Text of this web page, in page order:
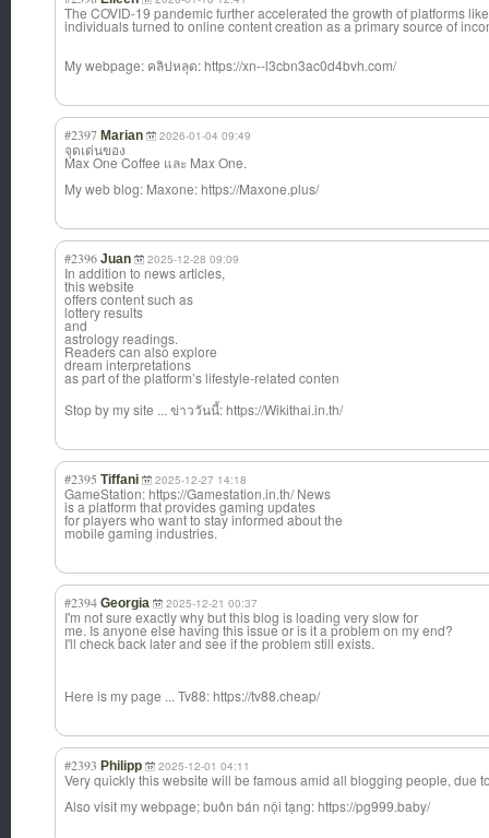
The COVID-19 pandemic further accelerated the growth of platforms
individuals turned to online content creation as a primary source of
My webpage: คลิปหลุด: https://xn--l3cbn3ac0d4bvh.com/
#2397 Marian 2026-01-04 09:49
จุดเด่นของ
Max One Coffee และ Max One.
My web blog: Maxone: https://Maxone.plus/
#2396 Juan 2025-12-28 09:09
In addition to news articles,
this website
offers content such as
lottery results
and
astrology readings.
Readers can also explore
dream interpretations
as part of the platform’s lifestyle-related conten
Stop by my site ... ข่าววันนี้: https://Wikithai.in.th/
#2395 Tiffani 2025-12-27 14:18
GameStation: https://Gamestation.in.th/ News
is a platform that provides gaming updates
for players who want to stay informed about the
mobile gaming industries.
#2394 Georgia 2025-12-21 00:37
I'm not sure exactly why but this blog is loading very slow for
me. Is anyone else having this issue or is it a problem on my end?
I'll check back later and see if the problem still exists.
Here is my page ... Tv88: https://tv88.cheap/
#2393 Philipp 2025-12-01 04:11
Very quickly this website will be famous amid all blogging people, due
Also visit my webpage; buôn bán nội tạng: https://pg999.baby/